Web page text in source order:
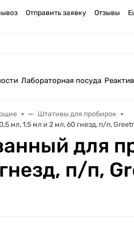
Отправить заявку Отзывы
Лабораторная посуда
Штативы для пробирок
мл, 1,5 мл и 2 мл, 60 гнезд, п/п,
для
п/п,